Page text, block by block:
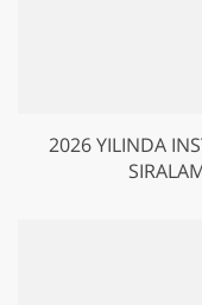
2026 YILINDA